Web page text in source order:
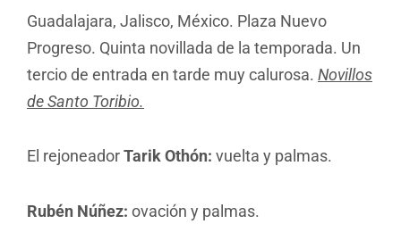
Guadalajara, Jalisco, México. Plaza Nuevo
Progreso. Quinta novillada de la temporada. Un
tercio de entrada en tarde muy calurosa. Novillos
de Santo Toribio.
El rejoneadorTarik Othón: vuelta y palmas.
Rubén Núñez: ovación y palmas.